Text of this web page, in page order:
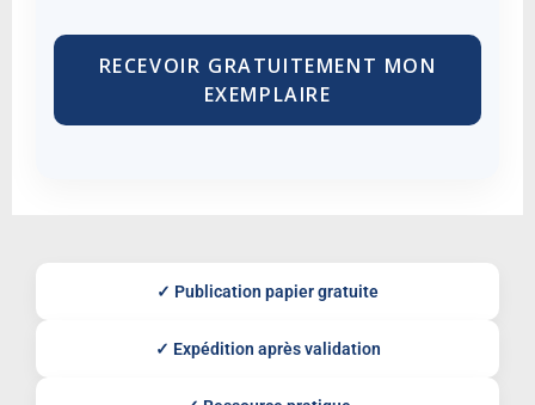
RECEVOIR GRATUITEMENT MON
EXEMPLAIRE
✓ Publication papier gratuite
✓ Expédition après validation